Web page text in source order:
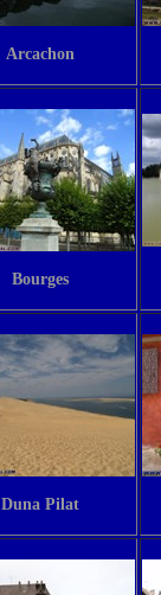
Arcachon
Bourges
Duna Pilat